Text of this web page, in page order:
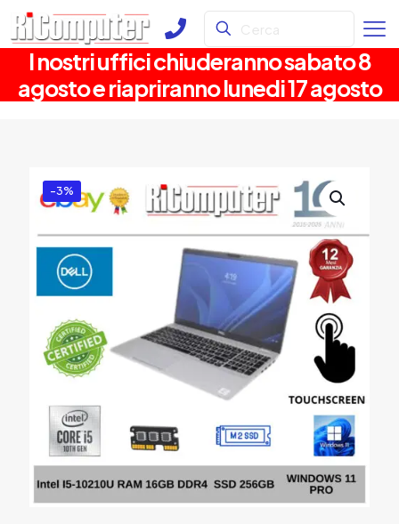
I nostri uffici chiuderanno sabato 8
agosto e riapriranno lunedi 17 agosto
-3%